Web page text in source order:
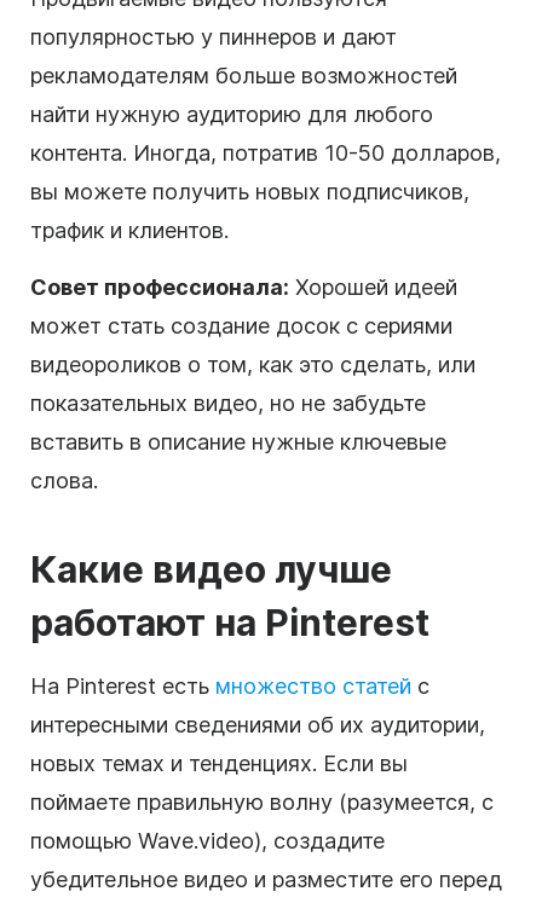
популярностью у пиннеров и дают
рекламодателям больше возможностей
найти нужную аудиторию для любого
контента. Иногда, потратив 10-50 долларов,
вы можете получить новых подписчиков,
трафик и клиентов.
Совет профессионала: Хорошей идеей
может стать создание досок с сериями
видеороликов о том, как это сделать, или
показательных видео, но не забудьте
вставить в описание нужные ключевые
слова.
Какие видео лучше
работают на Pinterest
На Pinterest есть множество статей с
интересными сведениями об их аудитории,
новых темах и тенденциях. Если вы
поймаете правильную волну (разумеется, с
помощью Wave.video), создадите
убедительное видео и разместите его перед